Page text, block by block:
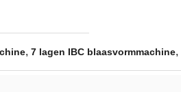
, 7 lagen IBC blaasvormmachine,